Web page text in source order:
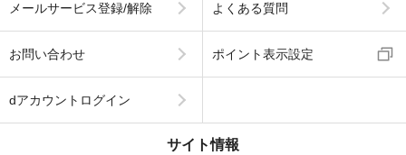
メールサービス登録/解除 よくある質問
お問い合わせ ポイント表示設定
dアカウントログイン
サイト情報